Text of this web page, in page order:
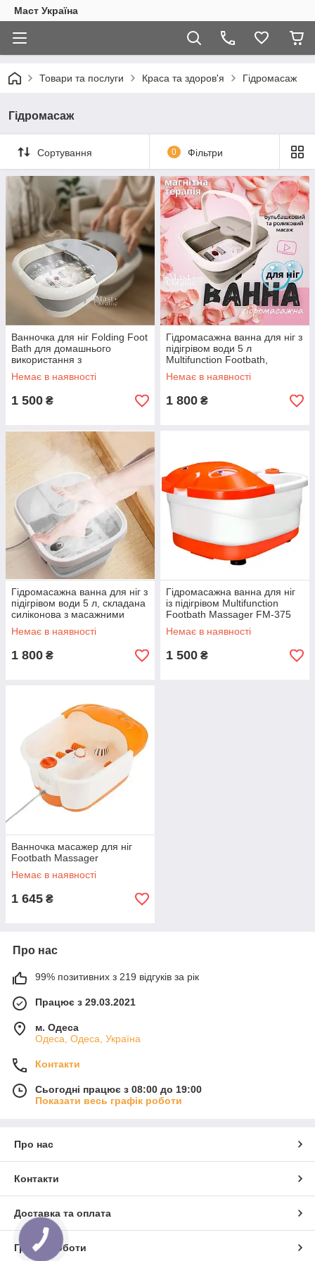
Маст Україна
Товари та послуги Краса та здоров'я Гідромасаж
Гідромасаж
Сортування 0 Фільтри
Ванночка для ніг Folding Foot
Bath для домашнього
використання з
автоматичним підігрівом MP-
806-Grey
Немає в наявності
1 500 ₴
Гідромасажна ванна для ніг з
підігрівом води 5 л
Multifunction Footbath,
складана силіконова
ванночка, F-31-Gray
Немає в наявності
1 800 ₴
Гідромасажна ванна для ніг з
підігрівом води 5 л, складана
силіконова з масажними
валиками Сіра, F-31-Grey
Немає в наявності
1 800 ₴
Гідромасажна ванна для ніг
із підігрівом Multifunction
Footbath Massager FM-375
Немає в наявності
1 500 ₴
Ванночка масажер для ніг
Footbath Massager
Немає в наявності
1 645 ₴
Про нас
99% позитивних з 219 відгуків за рік
Працює з 29.03.2021
м. Одеса
Одеса, Одеса, Україна
Контакти
Сьогодні працює з 08:00 до 19:00
Показати весь графік роботи
Про нас
Контакти
Доставка та оплата
Графік роботи